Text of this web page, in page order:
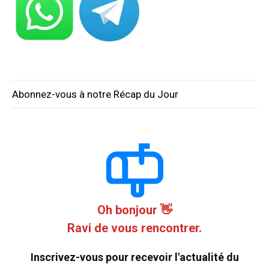
Abonnez-vous à notre Récap du Jour
Oh bonjour 👋
Ravi de vous rencontrer.
Inscrivez-vous pour recevoir l'actualité du